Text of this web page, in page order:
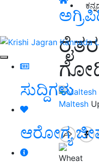
ಸುದ್ದಿಗಳು
ಆರೋಗ್ಯ
Maltesh
Wheat